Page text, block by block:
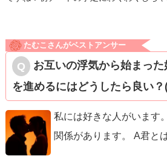
たむこさんがベストアンサー
お互いの浮気から始まっ
を進めるにはどうしたら良い？
私には好きな人がいます
関係があります。 A君と